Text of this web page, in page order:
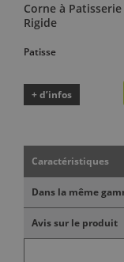
Corne à Patisserie
Rigide
Patisse
+ d’infos
Caractéristiques
Dans la même
Avis sur le produit